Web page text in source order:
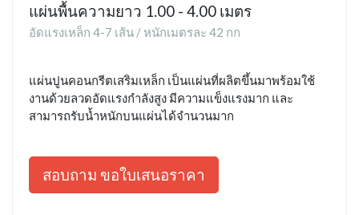
แผ่นพื้นความยาว 1.00 - 4.00 เมตร
อัดแรงเหล็ก 4-7 เส้น / หนักเมตรละ 42 กก
แผ่นปูนคอนกรีตเสริมเหล็ก เป็นแผ่นที่ผลิตขึ้นมาพร้อมใช้
งานด้วยลวดอัดแรงกำลังสูง มีความแข็งแรงมาก และ
สามารถรับน้ำหนักบนแผ่นได้จำนวนมาก
สอบถาม ขอใบเสนอราคา